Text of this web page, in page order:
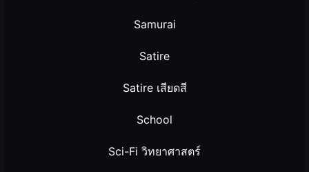
Samurai
Satire
Satire เสียดสี
School
Sci-Fi วิทยาศาสตร์